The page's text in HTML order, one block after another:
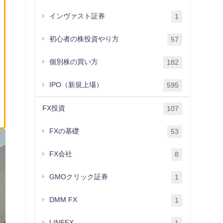
インヴァスト証券 1
初心者の株投資やり方 57
個別株の買い方 182
IPO（新規上場） 595
FX投資 107
FXの基礎 53
FX会社 8
GMOクリック証券 1
DMM FX 1